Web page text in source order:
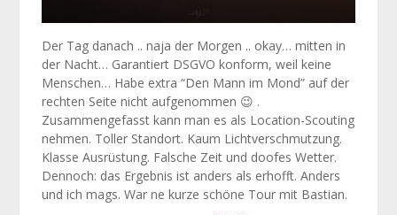
Der Tag danach .. naja der Morgen .. okay… mitten in
der Nacht… Garantiert DSGVO konform, weil keine
Menschen… Habe extra “Den Mann im Mond” auf der
rechten Seite nicht aufgenommen 😉 .
Zusammengefasst kann man es als Location-Scouting
nehmen. Toller Standort. Kaum Lichtverschmutzung.
Klasse Ausrüstung. Falsche Zeit und doofes Wetter.
Dennoch: das Ergebnis ist anders als erhofft. Anders
und ich mags. War ne kurze schöne Tour mit Bastian.